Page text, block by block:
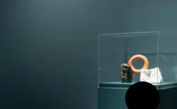
Neste